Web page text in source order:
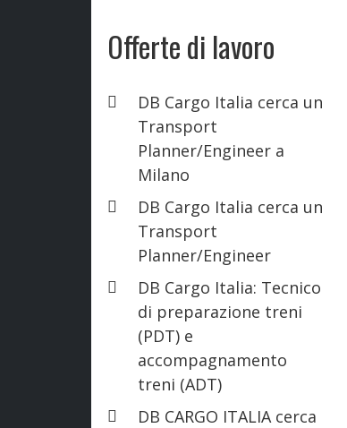
Offerte di lavoro
DB Cargo Italia cerca un
Transport
Planner/Engineer a
Milano
DB Cargo Italia cerca un
Transport
Planner/Engineer
DB Cargo Italia: Tecnico
di preparazione treni
(PDT) e
accompagnamento
treni (ADT)
DB CARGO ITALIA cerca